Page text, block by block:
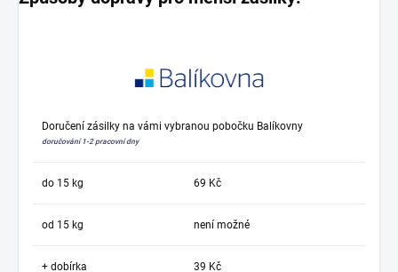
Doručení zásilky na vámi vybranou pobočku Balíkovny
doručování 1-2 pracovní dny
do 15 kg 69 Kč
od 15 kg není možné
+ dobírka 39 Kč